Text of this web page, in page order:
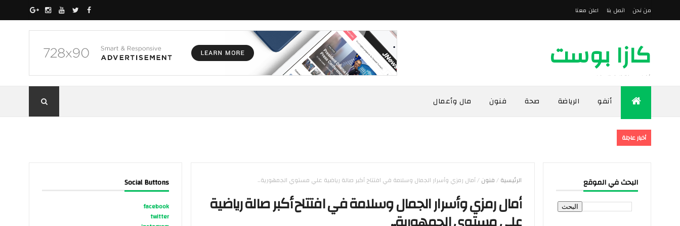
من نحن اتصل بنا اعلن معنا
كازا بوست
أخبار مدينة الدار البيضاء
أنفو الرياضة صحة فنون مال وأعمال
أخبار عاجلة
البحث في الموقع الرئيسية/فنون/أمال رمزي وأسرار الجمال وسلامة في افتتاح أكبر صالة رياضية علي مستوي الجمهورية..
أمال رمزي وأسرار الجمال وسلامة في افتتاح أكبر صالة رياضية
Social Buttons
facebook
twitter